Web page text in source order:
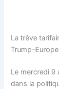
La trêve
Le mercredi 9
dans la